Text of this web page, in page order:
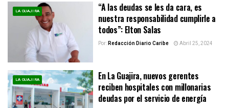
LA GUAJIRA
“A las deudas se les da cara, es
nuestra responsabilidad cumplirle a
todos”: Elton Salas
Por:Redacción Diario Caribe Abril 25, 2024
LA GUAJIRA
En La Guajira, nuevos gerentes
reciben hospitales con millonarias
deudas por el servicio de energía